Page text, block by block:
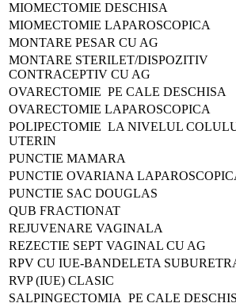
MIOMECTOMIE DESCHISA
MIOMECTOMIE LAPAROSCOPICA
MONTARE PESAR CU AG
MONTARE STERILET/DISPOZITIV
CONTRACEPTIV CU AG
OVARECTOMIE PE CALE DESCHISA
OVARECTOMIE LAPAROSCOPICA
POLIPECTOMIE LA NIVELUL
UTERIN
PUNCTIE MAMARA
PUNCTIE OVARIANA
PUNCTIE SAC DOUGLAS
QUB FRACTIONAT
REJUVENARE VAGINALA
REZECTIE SEPT VAGINAL CU AG
RPV CU IUE-BANDELETA
RVP (IUE) CLASIC
SALPINGECTOMIA PE CALE